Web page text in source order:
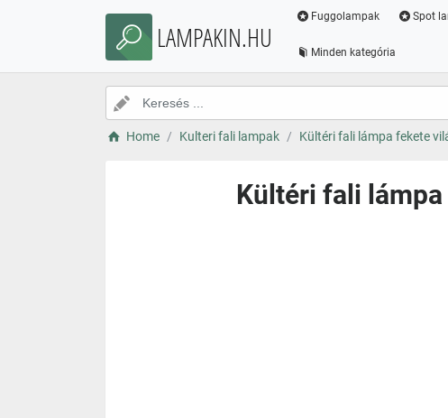
LAMPAKIN.HU
Fuggolampak Spot
Minden kategória
Home Kulteri fali lampak Kültéri fali lámpa fekete
Kültéri fali